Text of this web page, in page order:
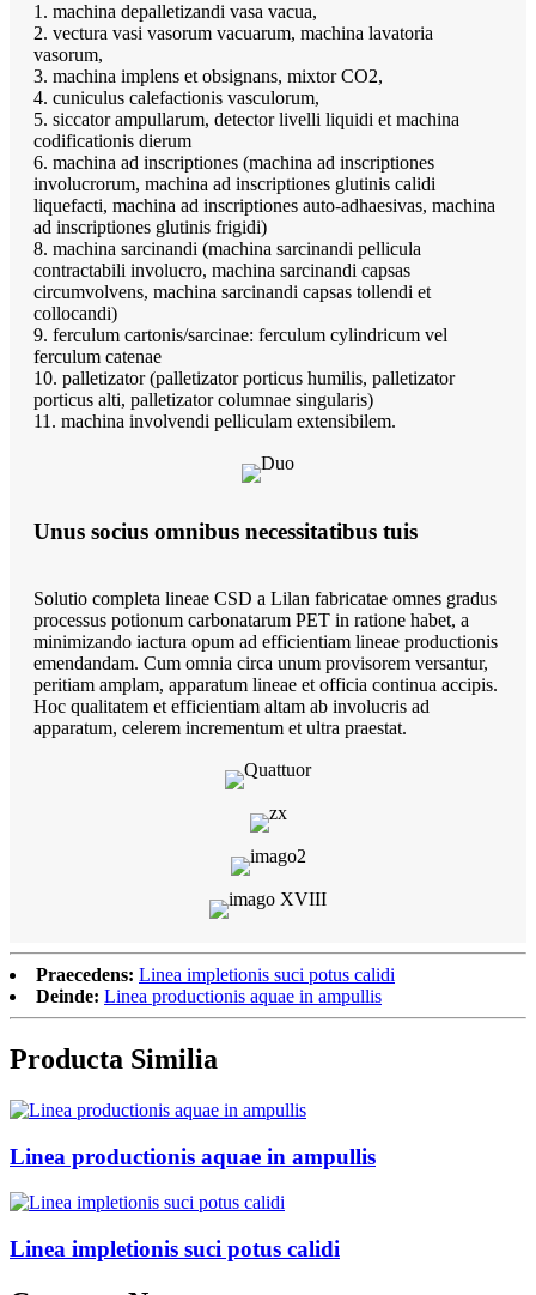
1. machina depalletizandi vasa vacua,
2. vectura vasi vasorum vacuarum, machina lavatoria
vasorum,
3. machina implens et obsignans, mixtor CO2,
4. cuniculus calefactionis vasculorum,
5. siccator ampullarum, detector livelli liquidi et machina
codificationis dierum
6. machina ad inscriptiones (machina ad inscriptiones
involucrorum, machina ad inscriptiones glutinis calidi
liquefacti, machina ad inscriptiones auto-adhaesivas, machina
ad inscriptiones glutinis frigidi)
8. machina sarcinandi (machina sarcinandi pellicula
contractabili involucro, machina sarcinandi capsas
circumvolvens, machina sarcinandi capsas tollendi et
collocandi)
9. ferculum cartonis/sarcinae: ferculum cylindricum vel
ferculum catenae
10. palletizator (palletizator porticus humilis, palletizator
porticus alti, palletizator columnae singularis)
11. machina involvendi pelliculam extensibilem.
Unus socius omnibus necessitatibus tuis
Solutio completa lineae CSD a Lilan fabricatae omnes gradus
processus potionum carbonatarum PET in ratione habet, a
minimizando iactura opum ad efficientiam lineae productionis
emendandam. Cum omnia circa unum provisorem versantur,
peritiam amplam, apparatum lineae et officia continua accipis.
Hoc qualitatem et efficientiam altam ab involucris ad
apparatum, celerem incrementum et ultra praestat.
Praecedens: Linea impletionis suci potus calidi
Deinde: Linea productionis aquae in ampullis
Producta Similia
Linea productionis aquae in ampullis
Linea impletionis suci potus calidi